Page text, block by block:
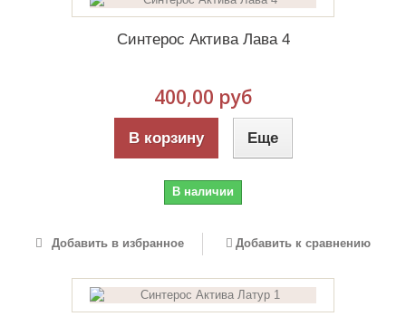
Синтерос Актива Лава 4
400,00 руб
В корзину Еще
В наличии
Добавить в избранное Добавить к сравнению